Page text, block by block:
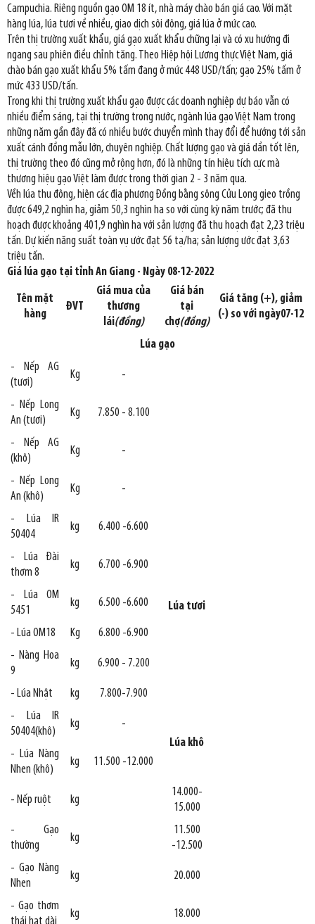
Campuchia. Riêng nguồn gạo OM 18 ít, nhà máy chào bán giá cao. Với mặt
hàng lúa, lúa tươi về nhiều, giao dịch sôi động, giá lúa ở mức cao.
Trên thị trường xuất khẩu, giá gạo xuất khẩu chững lại và có xu hướng đi
ngang sau phiên điều chỉnh tăng. Theo Hiệp hội Lương thực Việt Nam, giá
chào bán gạo xuất khẩu 5% tấm đang ở mức 448 USD/tấn; gạo 25% tấm ở
mức 433 USD/tấn.
Trong khi thị trường xuất khẩu gạo được các doanh nghiệp dự báo vẫn có
nhiều điểm sáng, tại thị trường trong nước, ngành lúa gạo Việt Nam trong
những năm gần đây đã có nhiều bước chuyển mình thay đổi để hướng tới sản
xuất cánh đồng mẫu lớn, chuyên nghiệp. Chất lượng gạo và giá dần tốt lên,
thị trường theo đó cũng mở rộng hơn, đó là những tín hiệu tích cực mà
thương hiệu gạo Việt làm được trong thời gian 2 - 3 năm qua.
Vềh lúa thu đông, hiện các địa phương Đồng bằng sông Cửu Long gieo trồng
được 649,2 nghìn ha, giảm 50,3 nghìn ha so với cùng kỳ năm trước; đã thu
hoạch được khoảng 401,9 nghìn ha với sản lượng đã thu hoạch đạt 2,23 triệu
tấn. Dự kiến năng suất toàn vụ ước đạt 56 tạ/ha; sản lượng ước đạt 3,63
triệu tấn.
Giá lúa gạo tại tỉnh An Giang - Ngày 08-12-2022
Tên mặt
hàng
ĐVT
Giá mua của
thương
lái(đồng)
Giá bán
tại
chợ(đồng)
Giá tăng (+), giảm
(-) so với ngày07-12
Lúa gạo
- Nếp AG
(tươi)
Kg -
- Nếp Long
An (tươi)
Kg 7.850 - 8.100
- Nếp AG
(khô)
Kg -
- Nếp Long
An (khô)
Kg -
- Lúa IR
50404
kg 6.400 -6.600
Lúa tươi
- Lúa Đài
thơm 8
kg 6.700 -6.900
- Lúa OM
5451
kg 6.500 -6.600
- Lúa OM18 Kg
6.800 -6.900
- Nàng Hoa
9
kg 6.900 - 7.200
- Lúa Nhật kg
7.800-7.900
- Lúa IR
50404(khô)
kg
-
Lúa khô
- Lúa Nàng
Nhen (khô)
kg 11.500 -12.000
- Nếp ruột kg
14.000-
15.000
- Gạo
thường
kg
11.500
-12.500
- Gạo Nàng
Nhen
kg 20.000
- Gạo thơm
thái hạt dài
kg 18.000